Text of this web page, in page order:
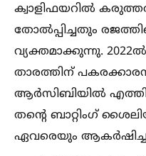
ക്വാളിഫയറില്‍
തോല്‍പ്പിച്ചതും
വ്യക്തമാക്കുന്നു. 2022ല്‍
താരത്തിന്
ആർസിബിയില്‍
തന്റെ ബാറ്റിംഗ്
ഏവരെയും